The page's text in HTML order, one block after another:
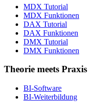
MDX Tutorial
MDX Funktionen
DAX Tutorial
DAX Funktionen
DMX Tutorial
DMX Funktionen
Theorie meets Praxis
BI-Software
BI-Weiterbildung